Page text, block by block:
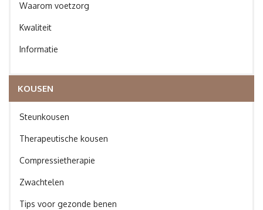
Waarom voetzorg
Kwaliteit
Informatie
KOUSEN
Steunkousen
Therapeutische kousen
Compressietherapie
Zwachtelen
Tips voor gezonde benen